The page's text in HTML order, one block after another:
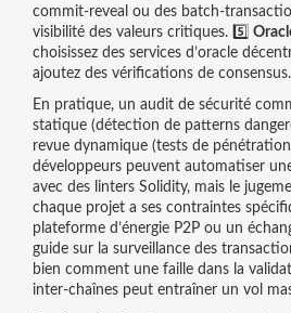
commit‑reveal ou des
visibilité des valeurs critiques. 5️⃣
choisissez des services d’oracle
ajoutez des vérifications de consensus.
En pratique, un audit de sécurité
statique (détection de patterns
revue dynamique (tests de
développeurs peuvent automatiser
avec des linters Solidity, mais le
chaque projet a ses contraintes
plateforme d’énergie P2P ou un
guide sur la surveillance des
bien comment une faille dans la
inter‑chaînes peut entraîner un vol